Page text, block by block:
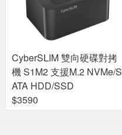
CyberSLIM 雙向硬碟對拷
機 S1M2 支援M.2 NVMe/S
ATA HDD/SSD
$3590